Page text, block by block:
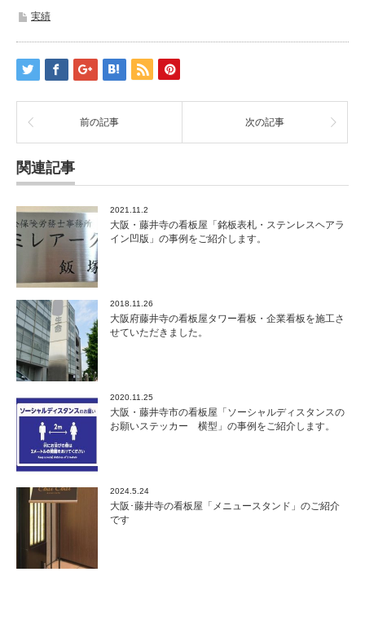
実績
前の記事 次の記事
関連記事
2021.11.2
大阪・藤井寺の看板屋「銘板表札・ステンレスヘアラ
イン凹版」の事例をご紹介します。
2018.11.26
大阪府藤井寺の看板屋タワー看板・企業看板を施工さ
せていただきました。
2020.11.25
大阪・藤井寺市の看板屋「ソーシャルディスタンスの
お願いステッカー 横型」の事例をご紹介します。
2024.5.24
大阪･藤井寺の看板屋「メニュースタンド」のご紹介
です